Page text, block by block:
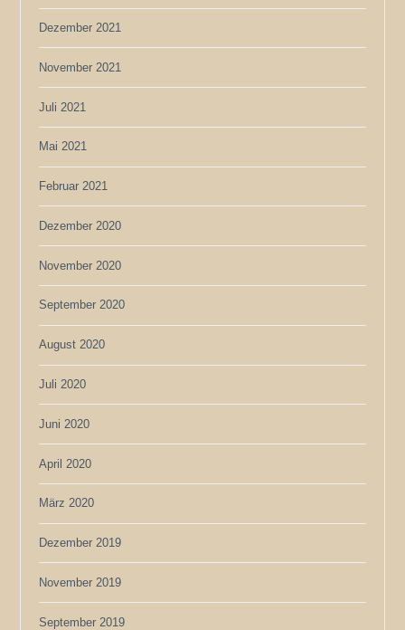
Dezember 2021
November 2021
Juli 2021
Mai 2021
Februar 2021
Dezember 2020
November 2020
September 2020
August 2020
Juli 2020
Juni 2020
April 2020
März 2020
Dezember 2019
November 2019
September 2019